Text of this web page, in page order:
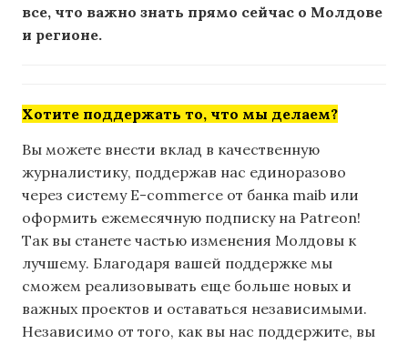
все, что важно знать прямо сейчас о Молдове
и регионе.
Хотите поддержать то, что мы делаем?
Вы можете внести вклад в качественную
журналистику, поддержав нас единоразово
через систему E-commerce от банка maib или
оформить ежемесячную подписку на Patreon!
Так вы станете частью изменения Молдовы к
лучшему. Благодаря вашей поддержке мы
сможем реализовывать еще больше новых и
важных проектов и оставаться независимыми.
Независимо от того, как вы нас поддержите, вы